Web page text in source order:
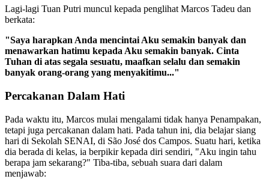
Lagi-lagi Tuan Putri muncul kepada penglihat Marcos Tadeu dan
berkata:
"Saya harapkan Anda mencintai Aku semakin banyak dan
menawarkan hatimu kepada Aku semakin banyak. Cinta
Tuhan di atas segala sesuatu, maafkan selalu dan semakin
banyak orang-orang yang menyakitimu..."
Percakanan Dalam Hati
Pada waktu itu, Marcos mulai mengalami tidak hanya Penampakan,
tetapi juga percakanan dalam hati. Pada tahun ini, dia belajar siang
hari di Sekolah SENAI, di São José dos Campos. Suatu hari, ketika
dia berada di kelas, ia berpikir kepada diri sendiri, "Aku ingin tahu
berapa jam sekarang?" Tiba-tiba, sebuah suara dari dalam
menjawab: